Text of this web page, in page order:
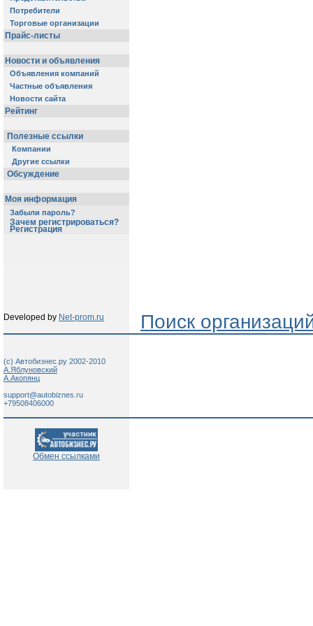
Потребители
Торговые организации
Прайс-листы
Новости и объявления
Объявления компаний
Частные объявления
Новости сайта
Рейтинг
Полезные ссылки
Компании
Другие ссылки
Обсуждение
Моя информация
Забыли пароль?
Зачем регистрироваться?
Регистрация
Developed by Net-prom.ru Поиск
(c) Автобизнес.ру 2002-2010
А.Яблуновский
А.Акопянц
support@autobiznes.ru
+79508406000
Обмен ссылками